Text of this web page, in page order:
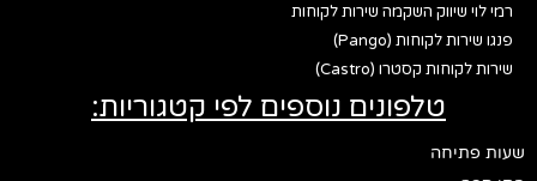
רמי לוי שיווק השקמה שירות לקוחות
פנגו שירות לקוחות (Pango)
שירות לקוחות קסטרו (Castro)
טלפונים נוספים לפי קטגוריות:
שעות פתיחה